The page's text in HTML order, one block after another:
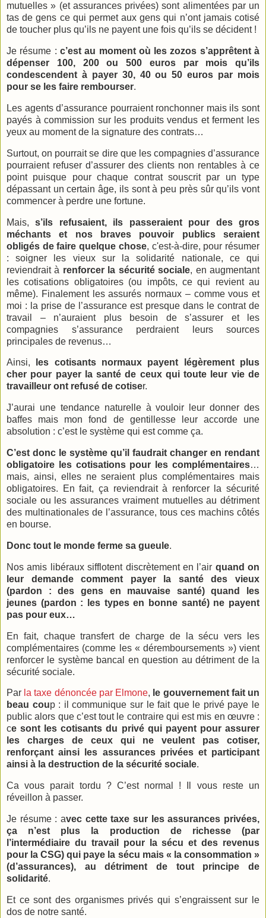
mutuelles » (et assurances privées) sont alimentées par un
tas de gens ce qui permet aux gens qui n’ont jamais cotisé
de toucher plus qu’ils ne payent une fois qu’ils se décident !
Je résume : c’est au moment où les zozos s’apprêtent à
dépenser 100, 200 ou 500 euros par mois qu’ils
condescendent à payer 30, 40 ou 50 euros par mois
pour se les faire rembourser.
Les agents d’assurance pourraient ronchonner mais ils sont
payés à commission sur les produits vendus et ferment les
yeux au moment de la signature des contrats…
Surtout, on pourrait se dire que les compagnies d’assurance
pourraient refuser d’assurer des clients non rentables à ce
point puisque pour chaque contrat souscrit par un type
dépassant un certain âge, ils sont à peu près sûr qu’ils vont
commencer à perdre une fortune.
Mais,s’ils refusaient, ils passeraient pour des gros
méchants et nos braves pouvoir publics seraient
obligés de faire quelque chose, c'est-à-dire, pour résumer
: soigner les vieux sur la solidarité nationale, ce qui
reviendrait à renforcer la sécurité sociale, en augmentant
les cotisations obligatoires (ou impôts, ce qui revient au
même). Finalement les assurés normaux – comme vous et
moi : la prise de l’assurance est presque dans le contrat de
travail – n’auraient plus besoin de s’assurer et les
compagnies s’assurance perdraient leurs sources
principales de revenus…
Ainsi,
les cotisants normaux payent légèrement plus
cher pour payer la santé de ceux qui toute leur vie de
travailleur ont refusé de cotiser.
J’aurai une tendance naturelle à vouloir leur donner des
baffes mais mon fond de gentillesse leur accorde une
absolution : c’est le système qui est comme ça.
C’est donc le système qu’il faudrait changer en rendant
obligatoire les cotisations pour les complémentaires…
mais, ainsi, elles ne seraient plus complémentaires mais
obligatoires. En fait, ça reviendrait à renforcer la sécurité
sociale ou les assurances vraiment mutuelles au détriment
des multinationales de l’assurance, tous ces machins côtés
en bourse.
Donc tout le monde ferme sa gueule.
Nos amis libéraux sifflotent discrètement en l’air quand on
leur demande comment payer la santé des vieux
(pardon : des gens en mauvaise santé) quand les
jeunes (pardon : les types en bonne santé) ne payent
pas pour eux…
En fait, chaque transfert de charge de la sécu vers les
complémentaires (comme les « déremboursements ») vient
renforcer le système bancal en question au détriment de la
sécurité sociale.
Par la taxe dénoncée par Elmone, le gouvernement fait un
beau coup : il communique sur le fait que le privé paye le
public alors que c’est tout le contraire qui est mis en œuvre :
ce sont les cotisants du privé qui payent pour assurer
les charges de ceux qui ne veulent pas cotiser,
renforçant ainsi les assurances privées et participant
ainsi à la destruction de la sécurité sociale.
Ca vous parait tordu ? C’est normal ! Il vous reste un
réveillon à passer.
Je résume : avec cette taxe sur les assurances privées,
ça n’est plus la production de richesse (par
l’intermédiaire du travail pour la sécu et des revenus
pour la CSG) qui paye la sécu mais « la consommation »
(d’assurances), au détriment de tout principe de
solidarité.
Et ce sont des organismes privés qui s’engraissent sur le
dos de notre santé.